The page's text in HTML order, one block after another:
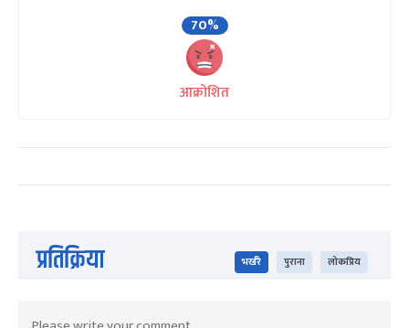
70%
आक्रोशित
प्रतिक्रिया भर्खरै पुराना लोकप्रिय